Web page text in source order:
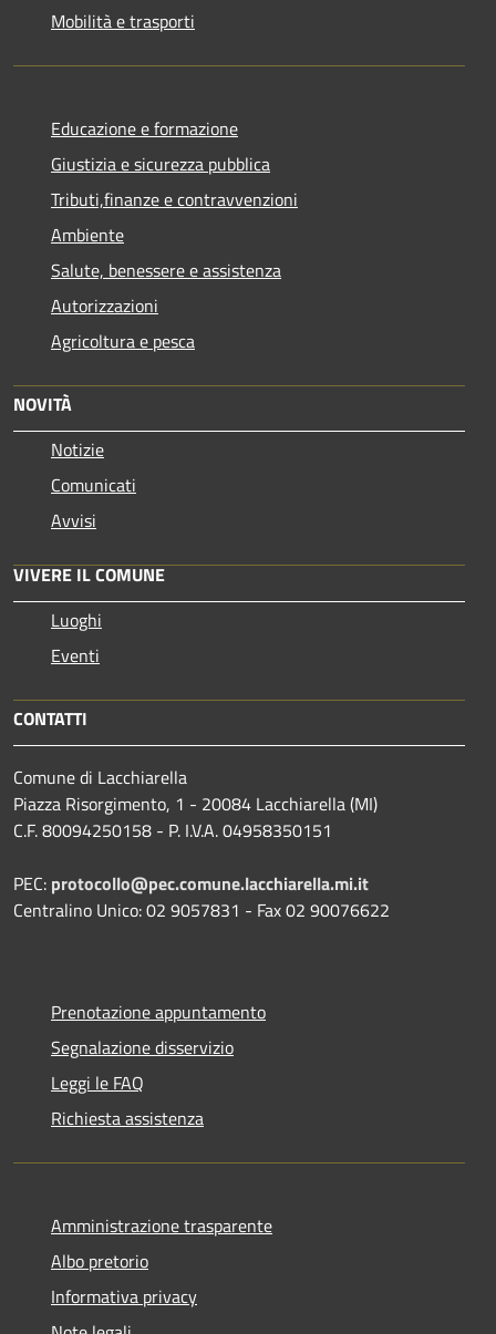
Mobilità e trasporti
Educazione e formazione
Giustizia e sicurezza pubblica
Tributi,finanze e contravvenzioni
Ambiente
Salute, benessere e assistenza
Autorizzazioni
Agricoltura e pesca
NOVITÀ
Notizie
Comunicati
Avvisi
VIVERE IL COMUNE
Luoghi
Eventi
CONTATTI
Comune di Lacchiarella
Piazza Risorgimento, 1 - 20084 Lacchiarella (MI)
C.F. 80094250158 - P. I.V.A. 04958350151
PEC: protocollo@pec.comune.lacchiarella.mi.it
Centralino Unico: 02 9057831 - Fax 02 90076622
Prenotazione appuntamento
Segnalazione disservizio
Leggi le FAQ
Richiesta assistenza
Amministrazione trasparente
Albo pretorio
Informativa privacy